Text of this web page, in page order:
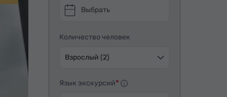
Выбрать
Количество человек
Взрослый (2)
Язык экскурсий